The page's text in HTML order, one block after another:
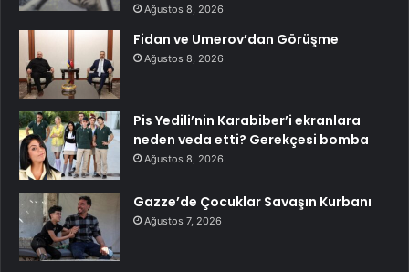
Ağustos 8, 2026
Fidan ve Umerov’dan Görüşme
Ağustos 8, 2026
Pis Yedili’nin Karabiber’i ekranlara
neden veda etti? Gerekçesi bomba
Ağustos 8, 2026
Gazze’de Çocuklar Savaşın Kurbanı
Ağustos 7, 2026